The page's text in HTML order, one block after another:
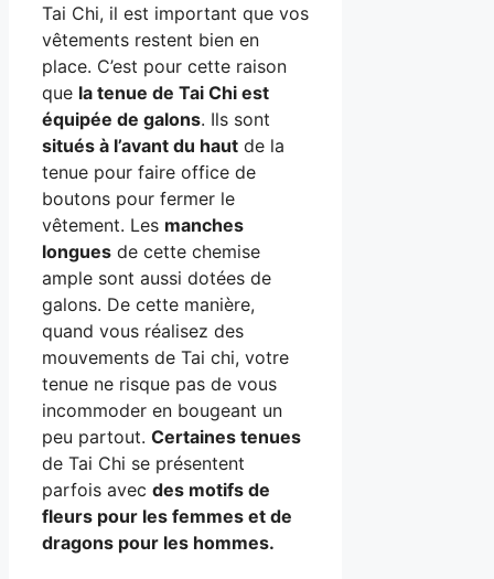
Tai Chi, il est important que vos
vêtements restent bien en
place. C’est pour cette raison
que la tenue de Tai Chi est
équipée de galons. Ils sont
situés à l’avant du haut de la
tenue pour faire office de
boutons pour fermer le
vêtement. Les manches
longues de cette chemise
ample sont aussi dotées de
galons. De cette manière,
quand vous réalisez des
mouvements de Tai chi, votre
tenue ne risque pas de vous
incommoder en bougeant un
peu partout. Certaines tenues
de Tai Chi se présentent
parfois avec des motifs de
fleurs pour les femmes et de
dragons pour les hommes.